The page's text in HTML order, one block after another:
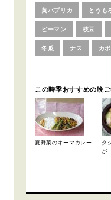
黄パプリカ とうも
ピーマン 枝豆
冬瓜 ナス カ
この時季おすすめの晩
夏野菜のキーマカレー
タ
が